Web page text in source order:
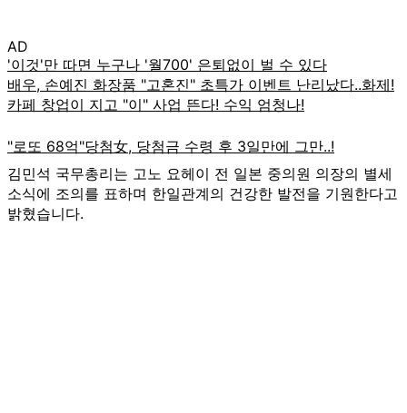
AD
김민석 국무총리는 고노 요헤이 전 일본 중의원 의장의 별세
소식에 조의를 표하며 한일관계의 건강한 발전을 기원한다고
밝혔습니다.